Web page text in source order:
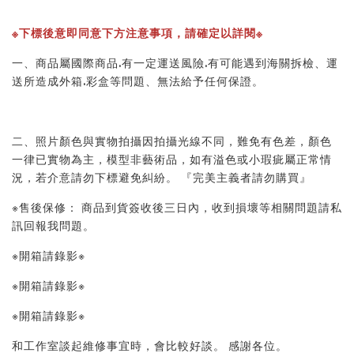
※下標後意即同意下方注意事項，請確定以詳閱※
一、商品屬國際商品.有一定運送風險.有可能遇到海關拆檢、運
送所造成外箱.彩盒等問題、無法給予任何保證。
二、照片顏色與實物拍攝因拍攝光線不同，難免有色差，顏色
一律已實物為主，模型非藝術品，如有溢色或小瑕疵屬正常情
況，若介意請勿下標避免糾紛。 『完美主義者請勿購買』
※售後保修： 商品到貨簽收後三日內，收到損壞等相關問題請私
訊回報我問題。
※開箱請錄影※
※開箱請錄影※
※開箱請錄影※
和工作室談起維修事宜時，會比較好談。 感謝各位。